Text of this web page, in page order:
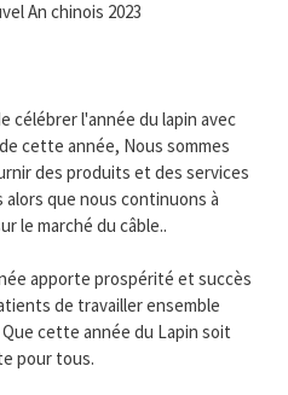
célébrer l'année du lapin avec
cette année, Nous sommes
des produits et des services
que nous continuons à
le marché du câble..
apporte prospérité et succès
de travailler ensemble
cette année du Lapin soit
pour tous.